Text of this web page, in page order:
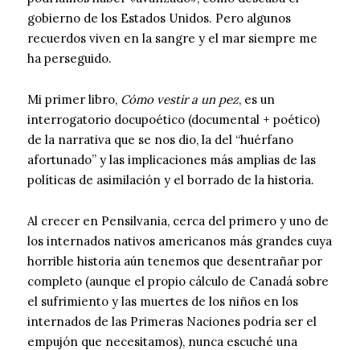
gobierno de los Estados Unidos. Pero algunos
recuerdos viven en la sangre y el mar siempre me
ha perseguido.
Mi primer libro, Cómo vestir a un pez, es un
interrogatorio docupoético (documental + poético)
de la narrativa que se nos dio, la del “huérfano
afortunado” y las implicaciones más amplias de las
políticas de asimilación y el borrado de la historia.
Al crecer en Pensilvania, cerca del primero y uno de
los internados nativos americanos más grandes cuya
horrible historia aún tenemos que desentrañar por
completo (aunque el propio cálculo de Canadá sobre
el sufrimiento y las muertes de los niños en los
internados de las Primeras Naciones podría ser el
empujón que necesitamos), nunca escuché una